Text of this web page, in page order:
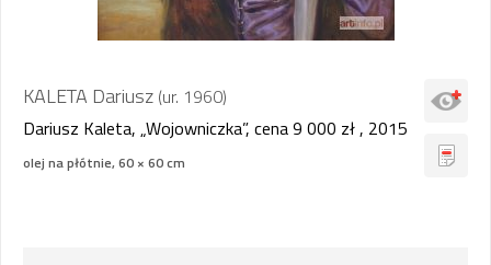
KALETA Dariusz (ur. 1960)
Dariusz Kaleta, „Wojowniczka”, cena 9 000 zł , 2015
olej na płótnie, 60 × 60 cm